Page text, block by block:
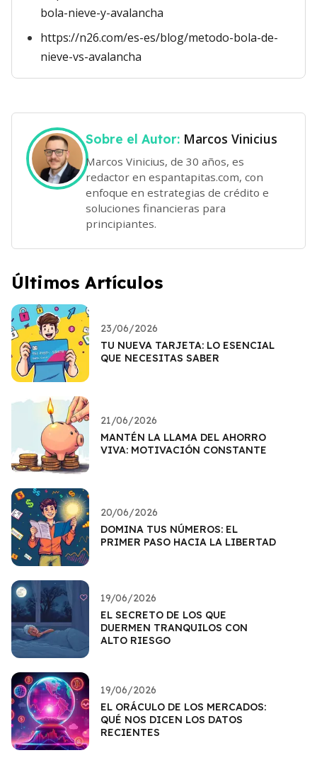
bola-nieve-y-avalancha
https://n26.com/es-es/blog/metodo-bola-de-
nieve-vs-avalancha
Sobre el Autor: Marcos Vinicius
Marcos Vinicius, de 30 años, es
redactor en espantapitas.com, con
enfoque en estrategias de crédito e
soluciones financieras para
principiantes.
Últimos Artículos
23/06/2026
TU NUEVA TARJETA: LO ESENCIAL
QUE NECESITAS SABER
21/06/2026
MANTÉN LA LLAMA DEL AHORRO
VIVA: MOTIVACIÓN CONSTANTE
20/06/2026
DOMINA TUS NÚMEROS: EL
PRIMER PASO HACIA LA LIBERTAD
19/06/2026
EL SECRETO DE LOS QUE
DUERMEN TRANQUILOS CON
ALTO RIESGO
19/06/2026
EL ORÁCULO DE LOS MERCADOS:
QUÉ NOS DICEN LOS DATOS
RECIENTES